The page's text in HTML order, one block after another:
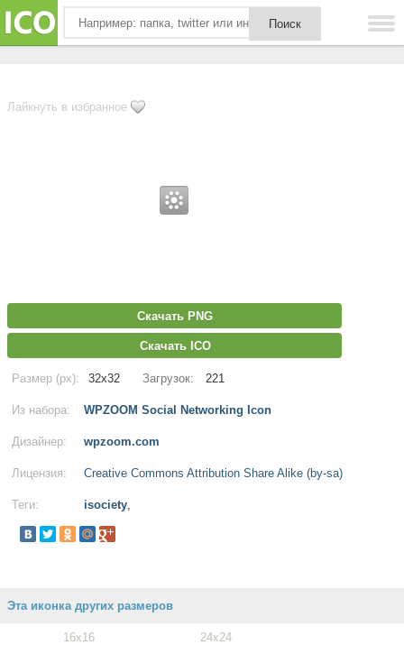
Лайкнуть в избранное
Скачать PNG
Скачать ICO
Размер (px): 32x32 Загрузок: 221
Из набора: WPZOOM Social Networking Icon
Дизайнер: wpzoom.com
Лицензия: Creative Commons Attribution Share Alike (by-sa)
Теги: isociety,
Эта иконка других размеров
16x16 24x24